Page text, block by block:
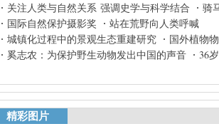
关注人类与自然关系 强调史学与科学结合
骑
国际自然保护摄影奖
站在荒野向人类呼喊
城镇化过程中的景观生态重建研究
国外植物
奚志农：为保护野生动物发出中国的声音
36
精彩图片